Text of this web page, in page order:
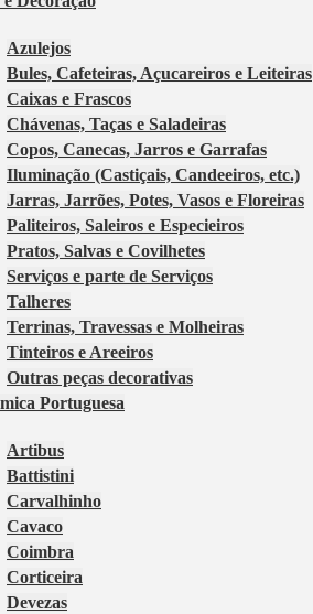
Azulejos
Bules, Cafeteiras, Açucareiros e Leiteiras
Caixas e Frascos
Chávenas, Taças e Saladeiras
Copos, Canecas, Jarros e Garrafas
Iluminação (Castiçais, Candeeiros, etc.)
Jarras, Jarrões, Potes, Vasos e Floreiras
Paliteiros, Saleiros e Especieiros
Pratos, Salvas e Covilhetes
Serviços e parte de Serviços
Talheres
Terrinas, Travessas e Molheiras
Tinteiros e Areeiros
Outras peças decorativas
Portuguesa
Artibus
Battistini
Carvalhinho
Cavaco
Coimbra
Corticeira
Devezas